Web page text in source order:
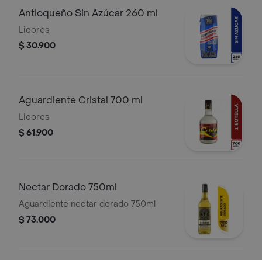
Antioqueño Sin Azúcar 260 ml
Licores
$ 30.900
Aguardiente Cristal 700 ml
Licores
$ 61.900
Nectar Dorado 750ml
Aguardiente nectar dorado 750ml
$ 73.000